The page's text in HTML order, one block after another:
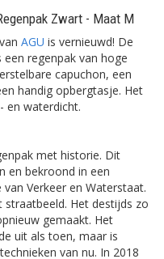
Zwart - Maat M
AGU is vernieuwd! De
een regenpak van hoge
capuchon, een
handig opbergtasje. Het
en waterdicht.
met historie. Dit
en bekroond in een
Verkeer en Waterstaat.
straatbeeld. Het destijds zo
gemaakt. Het
uit als toen, maar is
van nu. In 2018